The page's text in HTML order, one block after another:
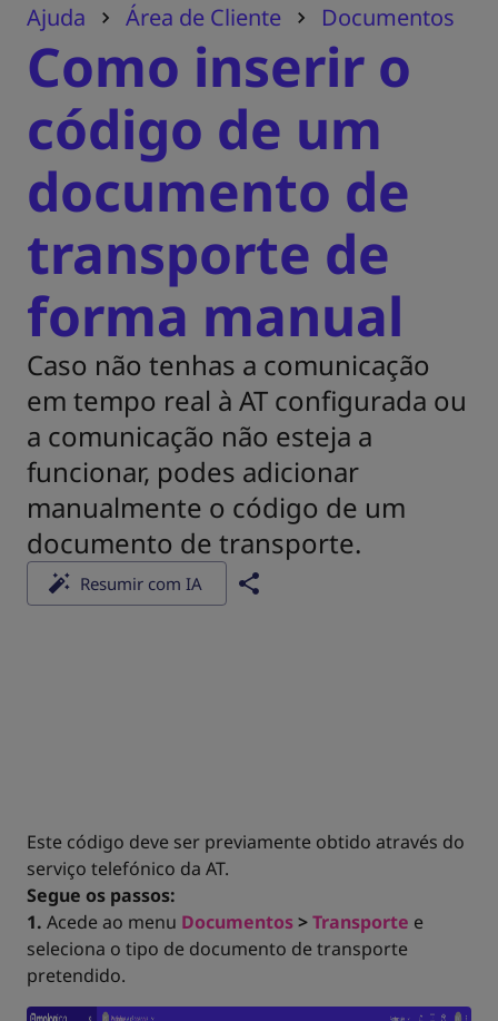
Ajuda Área de Cliente Documentos
Como inserir o
código de um
documento de
transporte de
forma manual
Caso não tenhas a comunicação
em tempo real à AT configurada ou
a comunicação não esteja a
funcionar, podes adicionar
manualmente o código de um
documento de transporte.
Resumir com IA
Este código deve ser previamente obtido através do
serviço telefónico da AT.
Segue os passos:
1. Acede ao menu Documentos>Transporte e
seleciona o tipo de documento de transporte
pretendido.